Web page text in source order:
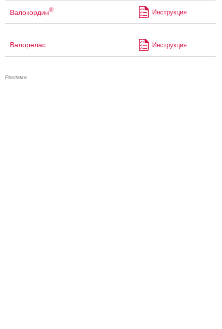
Валокордин® Инструкция
Валорелас Инструкция
Реклама